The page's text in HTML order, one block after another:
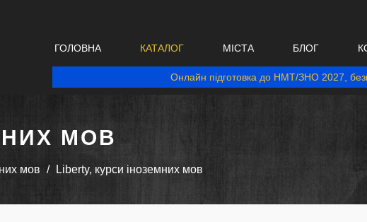
ГОЛОВНА КАТАЛОГ МІСТА БЛОГ
Онлайн підготовка до НМТ/ЗНО 2027,
МОВ
мов Liberty, курси іноземних мов